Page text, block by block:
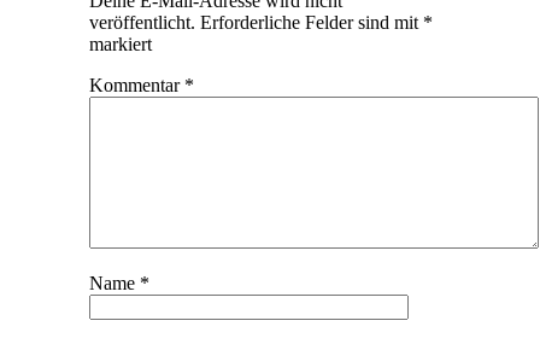
veröffentlicht. Erforderliche Felder sind mit *
markiert
Kommentar *
Name *